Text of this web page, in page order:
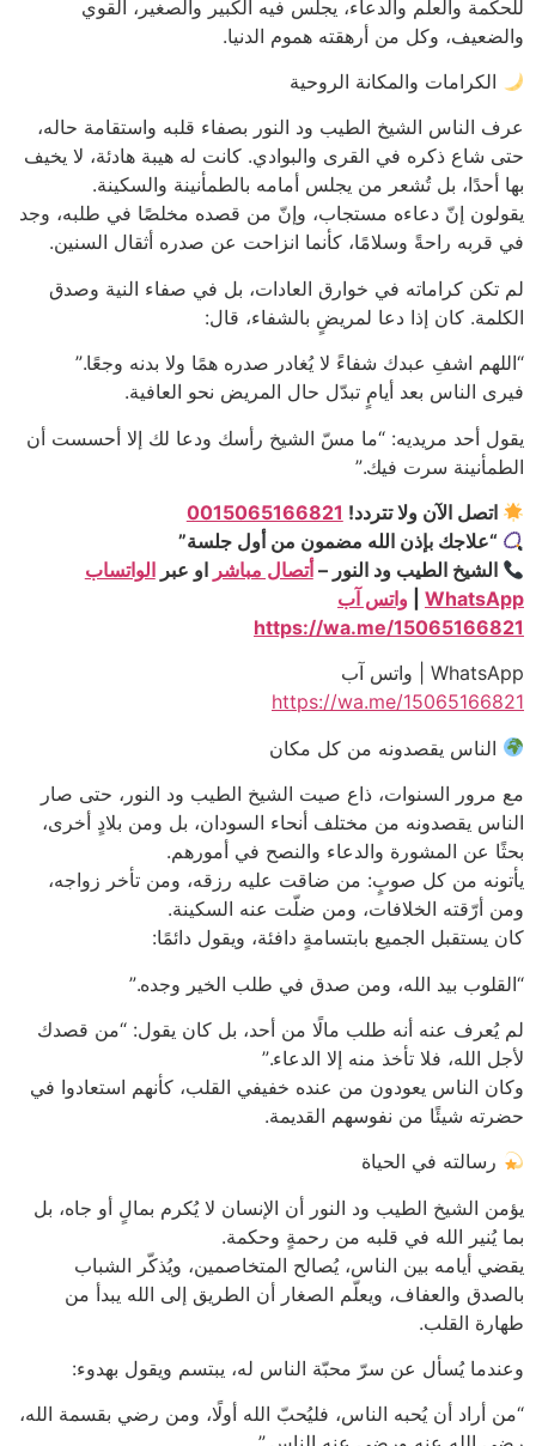
للحكمة والعلم والدعاء، يجلس فيه الكبير والصغير، القوي
والضعيف، وكل من أرهقته هموم الدنيا.
الكرامات والمكانة الروحية
عرف الناس الشيخ الطيب ود النور بصفاء قلبه واستقامة حاله،
حتى شاع ذكره في القرى والبوادي. كانت له هيبة هادئة، لا يخيف
بها أحدًا، بل تُشعر من يجلس أمامه بالطمأنينة والسكينة.
يقولون إنّ دعاءه مستجاب، وإنّ من قصده مخلصًا في طلبه، وجد
في قربه راحةً وسلامًا، كأنما انزاحت عن صدره أثقال السنين.
لم تكن كراماته في خوارق العادات، بل في صفاء النية وصدق
الكلمة. كان إذا دعا لمريضٍ بالشفاء، قال:
“اللهم اشفِ عبدك شفاءً لا يُغادر صدره همًا ولا بدنه وجعًا.”
فيرى الناس بعد أيامٍ تبدّل حال المريض نحو العافية.
يقول أحد مريديه: “ما مسّ الشيخ رأسك ودعا لك إلا أحسست أن
الطمأنينة سرت فيك.”
اتصل الآن ولا تتردد! 0015065166821
“علاجك بإذن الله مضمون من أول جلسة”
الشيخ الطيب ود النور –أتصال مباشر او عبرالواتساب
WhatsApp
واتس آب
https://wa.me/15065166821
WhatsApp | واتس آب
https://wa.me/15065166821
الناس يقصدونه من كل مكان
مع مرور السنوات، ذاع صيت الشيخ الطيب ود النور، حتى صار
الناس يقصدونه من مختلف أنحاء السودان، بل ومن بلادٍ أخرى،
بحثًا عن المشورة والدعاء والنصح في أمورهم.
يأتونه من كل صوبٍ: من ضاقت عليه رزقه، ومن تأخر زواجه،
ومن أرّقته الخلافات، ومن ضلّت عنه السكينة.
كان يستقبل الجميع بابتسامةٍ دافئة، ويقول دائمًا:
“القلوب بيد الله، ومن صدق في طلب الخير وجده.”
لم يُعرف عنه أنه طلب مالًا من أحد، بل كان يقول: “من قصدك
لأجل الله، فلا تأخذ منه إلا الدعاء.”
وكان الناس يعودون من عنده خفيفي القلب، كأنهم استعادوا في
حضرته شيئًا من نفوسهم القديمة.
رسالته في الحياة
يؤمن الشيخ الطيب ود النور أن الإنسان لا يُكرم بمالٍ أو جاه، بل
بما يُنير الله في قلبه من رحمةٍ وحكمة.
يقضي أيامه بين الناس، يُصالح المتخاصمين، ويُذكّر الشباب
بالصدق والعفاف، ويعلّم الصغار أن الطريق إلى الله يبدأ من
طهارة القلب.
وعندما يُسأل عن سرّ محبّة الناس له، يبتسم ويقول بهدوء:
“من أراد أن يُحبه الناس، فليُحبّ الله أولًا، ومن رضي بقسمة الله،